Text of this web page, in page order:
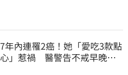
7年內連罹2癌！她「愛吃3款點
心」惹禍 醫警告不戒早晚有